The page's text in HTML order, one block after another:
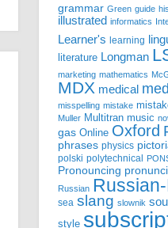
grammar Green guide
illustrated informatics
Learner's learning
literature Longman
marketing mathematics
MDX medical
misspelling mistake
Muller Multitran music
gas Online Oxford
phrases physics
polski polytechnical
Pronouncing
Russian
sea slang slownik
style